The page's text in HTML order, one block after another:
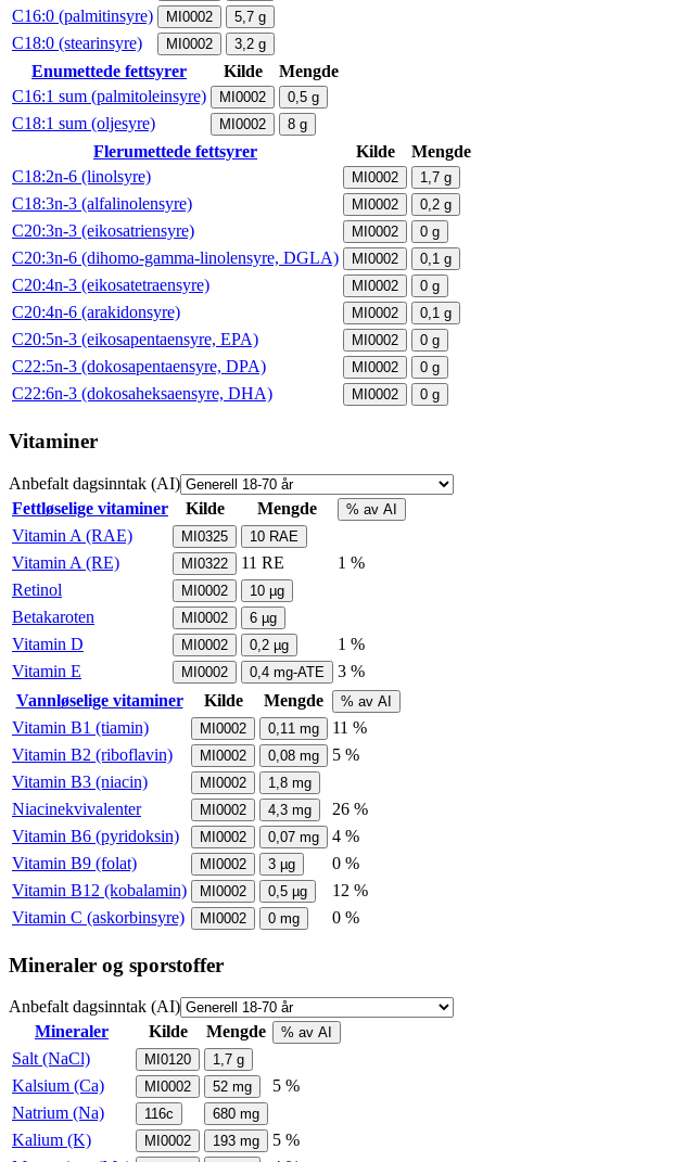
C16:0 (palmitinsyre) MI0002 5,7 g
C18:0 (stearinsyre) MI0002 3,2 g
Enumettede fettsyrer Kilde
Mengde
C16:1 sum (palmitoleinsyre)
MI0002 0,5 g
C18:1 sum (oljesyre) MI0002 8 g
Flerumettede fettsyrer Kilde
Mengde
C18:2n-6 (linolsyre)
MI0002 1,7 g
C18:3n-3 (alfalinolensyre) MI0002 0,2 g
C20:3n-3 (eikosatriensyre) MI0002 0 g
C20:3n-6 (dihomo-gamma-linolensyre, DGLA) MI0002 0,1 g
C20:4n-3 (eikosatetraensyre) MI0002 0 g
C20:4n-6 (arakidonsyre) MI0002 0,1 g
C20:5n-3 (eikosapentaensyre, EPA) MI0002 0 g
C22:5n-3 (dokosapentaensyre, DPA) MI0002 0 g
C22:6n-3 (dokosaheksaensyre, DHA) MI0002 0 g
Vitaminer
Anbefalt dagsinntak (AI)
Fettløselige vitaminer
Kilde Mengde % av AI
Vitamin A (RAE) MI0325 10 RAE
Vitamin A (RE) MI0322 11 RE
1 %
Retinol
MI0002 10 µg
Betakaroten MI0002 6 µg
Vitamin D MI0002 0,2 µg
1 %
Vitamin E
MI0002 0,4 mg-ATE
3 %
Vannløselige vitaminer
Kilde Mengde % av AI
Vitamin B1 (tiamin) MI0002 0,11 mg
11 %
Vitamin B2 (riboflavin)
MI0002 0,08 mg
5 %
Vitamin B3 (niacin)
MI0002 1,8 mg
Niacinekvivalenter MI0002 4,3 mg
26 %
Vitamin B6 (pyridoksin)
MI0002 0,07 mg
4 %
Vitamin B9 (folat)
MI0002 3 µg
0 %
Vitamin B12 (kobalamin)
MI0002 0,5 µg
12 %
Vitamin C (askorbinsyre)
MI0002 0 mg 0 %
Mineraler og sporstoffer
Anbefalt dagsinntak (AI)
Mineraler
Kilde Mengde % av AI
Salt (NaCl) MI0120 1,7 g
Kalsium (Ca) MI0002 52 mg
5 %
Natrium (Na)
116c 680 mg
Kalium (K) MI0002 193 mg
5 %